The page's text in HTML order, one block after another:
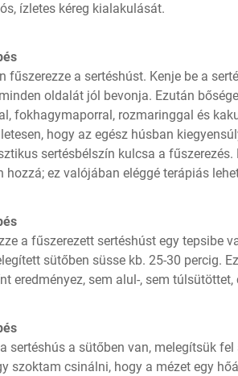
ízletes kéreg kialakulását.
fűszerezze a sertéshúst. Kenje be a
oldalát jól bevonja. Ezután
fokhagymaporral, rozmaringgal és
hogy az egész húsban
sertésbélszín kulcsa a fűszerezés.
hozzá; ez valójában eléggé terápiás
a fűszerezett sertéshúst egy tepsibe
sütőben süsse kb. 25-30 percig.
eredményez, sem alul-, sem
sertéshús a sütőben van, melegítsük
szoktam csinálni, hogy a mézet egy